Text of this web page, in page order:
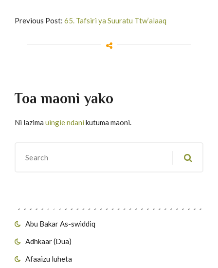
Abu Bakar As-swiddiq
Adhkaar (Dua)
Afaaizu luheta
Previous Post: 65. Tafsiri ya Suuratu Ttw’alaaq
Toa maoni yako
Ni lazima uingie ndani kutuma maoni.